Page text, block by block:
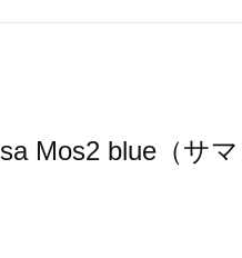
Mos2 blue（サ